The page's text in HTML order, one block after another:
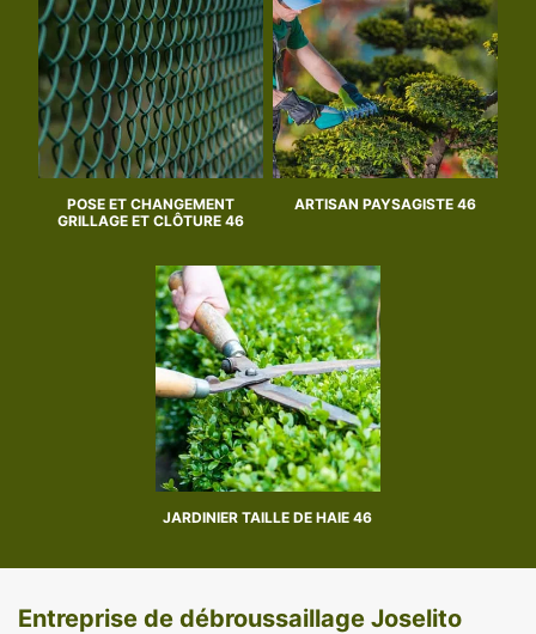
POSE ET CHANGEMENT
GRILLAGE ET CLÔTURE 46
ARTISAN PAYSAGISTE 46
JARDINIER TAILLE DE HAIE 46
Entreprise de débroussaillage Joselito